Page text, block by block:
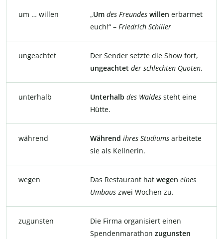
um … willen „Um des Freundes willen erbarmet
euch!“ – Friedrich Schiller
ungeachtet
Der Sender setzte die Show fort,
ungeachtet der schlechten Quoten.
unterhalb Unterhalb des Waldes steht eine
Hütte.
während Während ihres Studiums arbeitete
sie als Kellnerin.
wegen Das Restaurant hat wegen eines
Umbaus zwei Wochen zu.
zugunsten
Die Firma organisiert einen
Spendenmarathon zugunsten